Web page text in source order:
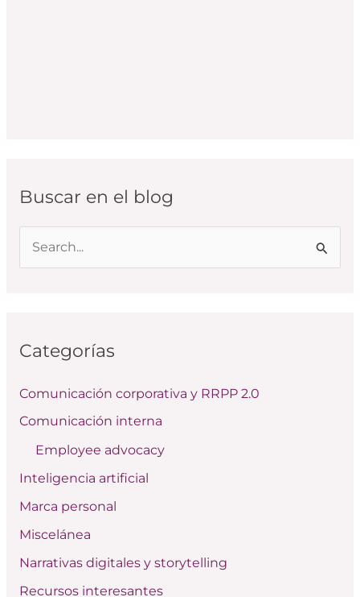
Buscar en el blog
a
p
o
:
Categorías
Comunicación corporativa y RRPP 2.0
Comunicación interna
Employee advocacy
Inteligencia artificial
Marca personal
Miscelánea
Narrativas digitales y storytelling
Recursos interesantes